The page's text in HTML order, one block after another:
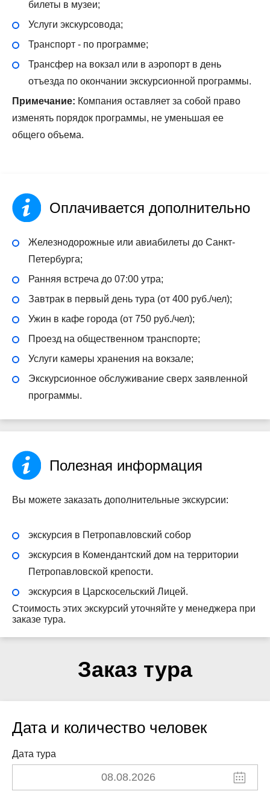
билеты в музеи;
Услуги экскурсовода;
Транспорт - по программе;
Трансфер на вокзал или в аэропорт в день
отъезда по окончании экскурсионной программы.
Примечание: Компания оставляет за собой право
изменять порядок программы, не уменьшая ее
общего объема.
Оплачивается дополнительно
Железнодорожные или авиабилеты до Санкт-
Петербурга;
Ранняя встреча до 07:00 утра;
Завтрак в первый день тура (от 400 руб./чел);
Ужин в кафе города (от 750 руб./чел);
Проезд на общественном транспорте;
Услуги камеры хранения на вокзале;
Экскурсионное обслуживание сверх заявленной
программы.
Полезная информация
Вы можете заказать дополнительные экскурсии:
экскурсия в Петропавловский собор
экскурсия в Комендантский дом на территории
Петропавловской крепости.
экскурсия в Царскосельский Лицей.
Стоимость этих экскурсий уточняйте у менеджера при
заказе тура.
Заказ тура
Дата и количество человек
Дата тура